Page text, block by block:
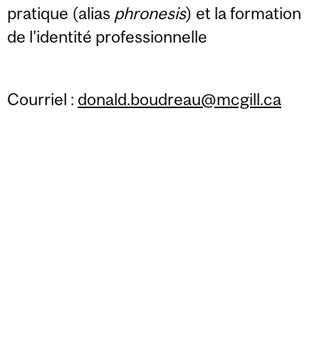
pratique (alias phronesis) et la formation
de l'identité professionnelle
Courriel : donald.boudreau@mcgill.ca